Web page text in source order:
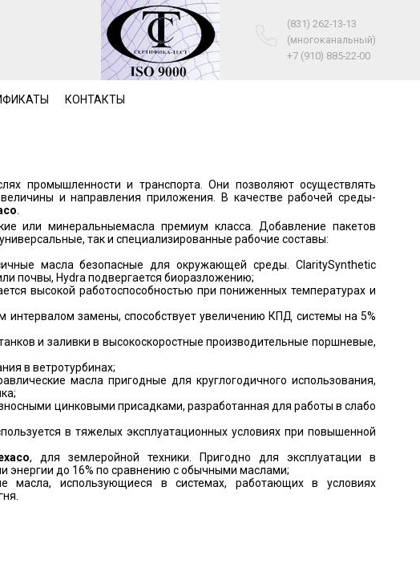
(831) 262-13-13
(многоканальный)
+7 (910) 885-22-00
КОНТАКТЫ
промышленности и транспорта. Они позволяют осуществлять
и направления приложения. В качестве рабочей среды-
или минеральныемасла премиум класса. Добавление пакетов
так и специализированные рабочие составы:
масла безопасные для окружающей среды. ClaritySynthetic
почвы, Hydra подвергается биоразложению;
высокой работоспособностью при пониженных температурах и
интервалом замены, способствует увеличению КПД системы на 5%
и заливки в высокоскоростные производительные поршневые,
в ветротурбинах;
масла пригодные для круглогодичного использования,
цинковыми присадками, разработанная для работы в слабо
в тяжелых эксплуатационных условиях при повышенной
, для землеройной техники. Пригодно для эксплуатации в
энергии до 16% по сравнению с обычными маслами;
масла, использующиеся в системах, работающих в условиях